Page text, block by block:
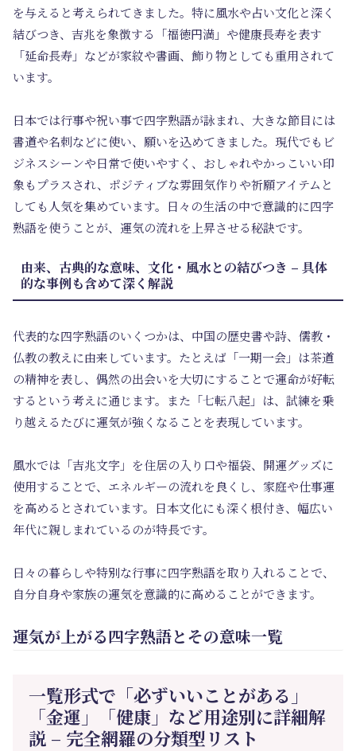
を与えると考えられてきました。特に風水や占い文化と深く
結びつき、吉兆を象徴する「福徳円満」や健康長寿を表す
「延命長寿」などが家紋や書画、飾り物としても重用されて
います。
日本では行事や祝い事で四字熟語が詠まれ、大きな節目には
書道や名刺などに使い、願いを込めてきました。現代でもビ
ジネスシーンや日常で使いやすく、おしゃれやかっこいい印
象もプラスされ、ポジティブな雰囲気作りや祈願アイテムと
しても人気を集めています。日々の生活の中で意識的に四字
熟語を使うことが、運気の流れを上昇させる秘訣です。
由来、古典的な意味、文化・風水との結びつき – 具体
的な事例も含めて深く解説
代表的な四字熟語のいくつかは、中国の歴史書や詩、儒教・
仏教の教えに由来しています。たとえば「一期一会」は茶道
の精神を表し、偶然の出会いを大切にすることで運命が好転
するという考えに通じます。また「七転八起」は、試練を乗
り越えるたびに運気が強くなることを表現しています。
風水では「吉兆文字」を住居の入り口や福袋、開運グッズに
使用することで、エネルギーの流れを良くし、家庭や仕事運
を高めるとされています。日本文化にも深く根付き、幅広い
年代に親しまれているのが特長です。
日々の暮らしや特別な行事に四字熟語を取り入れることで、
自分自身や家族の運気を意識的に高めることができます。
運気が上がる四字熟語とその意味一覧
一覧形式で「必ずいいことがある」
「金運」「健康」など用途別に詳細解
説 – 完全網羅の分類型リスト